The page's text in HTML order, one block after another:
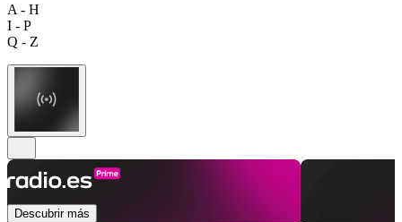
A - H
I - P
Q - Z
Descubrir más